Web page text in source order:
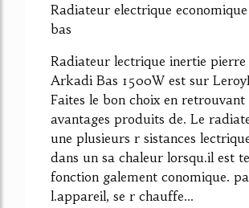
Radiateur electrique
bas
Radiateur lectrique inertie pierre
Arkadi Bas 1500W est sur
Faites le bon choix en retrouvant
avantages produits de. Le
une plusieurs r sistances
dans un sa chaleur lorsqu.il est
fonction galement conomique.
l.appareil, se r chauffe...